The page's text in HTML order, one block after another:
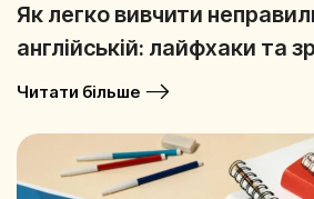
Як легко вивчити
англійській: лайфхаки та
Читати більше